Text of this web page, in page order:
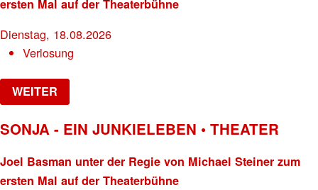
ersten Mal auf der Theaterbühne
Dienstag, 18.08.2026
Verlosung
WEITER
SONJA - EIN JUNKIELEBEN • THEATER
Joel Basman unter der Regie von Michael Steiner zum
ersten Mal auf der Theaterbühne